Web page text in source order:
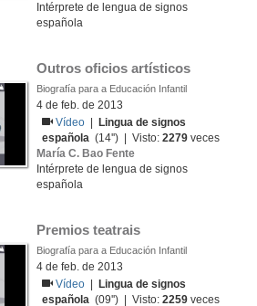
Intérprete de lengua de signos
española
Outros oficios artísticos
Biografía para a Educación Infantil
4 de feb. de 2013
Vídeo
Lingua de signos
española (14'') | Visto:2279 veces
María C. Bao Fente
Intérprete de lengua de signos
española
Premios teatrais
Biografía para a Educación Infantil
4 de feb. de 2013
Vídeo
Lingua de signos
española (09'') | Visto:2259 veces